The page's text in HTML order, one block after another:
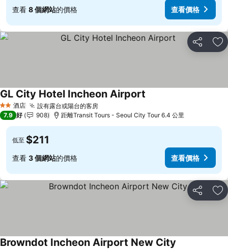
查看 8 個網站的價格 查看價格
分享 放
2 星級酒店 設有露台或陽台的客房
GL City Hotel Incheon Airport
7.9 好 908 距離Transit Tours - Seoul City Tour 6.4 公里
低至 $211
查看 3 個網站的價格 查看價格
分享 放
Browndot Incheon Airport New City